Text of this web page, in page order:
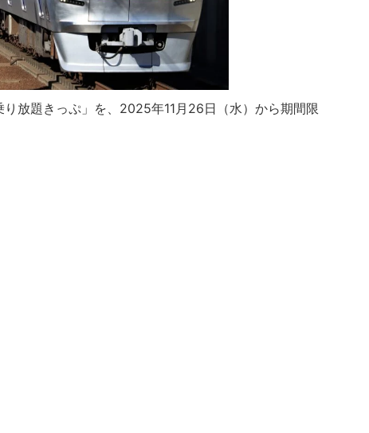
放題きっぷ」を、2025年11月26日（水）から期間限